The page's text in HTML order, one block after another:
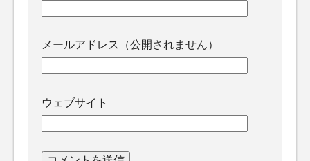
メールアドレス（公開されません）
ウェブサイト